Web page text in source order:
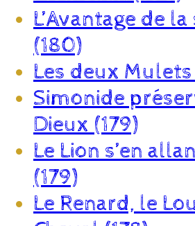
L’Avantage de
(180)
Les deux
Simonide
Dieux (179)
Le Lion s’en
(179)
Le Renard, le